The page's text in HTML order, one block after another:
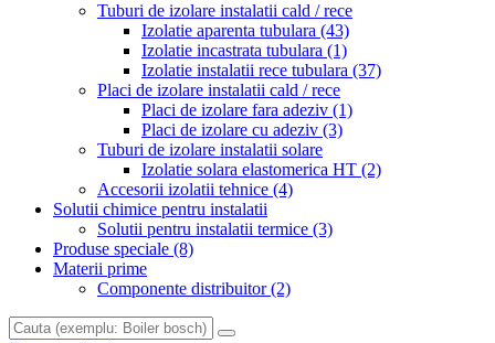
Tuburi de izolare instalatii cald / rece
Izolatie aparenta tubulara (43)
Izolatie incastrata tubulara (1)
Izolatie instalatii rece tubulara (37)
Placi de izolare instalatii cald / rece
Placi de izolare fara adeziv (1)
Placi de izolare cu adeziv (3)
Tuburi de izolare instalatii solare
Izolatie solara elastomerica HT (2)
Accesorii izolatii tehnice (4)
Solutii chimice pentru instalatii
Solutii pentru instalatii termice (3)
Produse speciale (8)
Materii prime
Componente distribuitor(2)